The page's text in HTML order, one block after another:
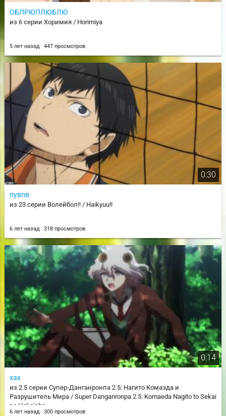
ОБЛРЮПЛЮБЛЮ
из 6 серии Хоримия / Horimiya
5 лет назад 447 просмотров
0:30
пувпв
из 23 серии Волейбол!! / Haikyuu!!
6 лет назад 318 просмотров
0:14
хах
из 2.5 серии Супер-Данганронпа 2.5: Нагито Комаэда и
Разрушитель Мира / Super Danganronpa 2.5: Komaeda Nagito to Sekai
no Hakaisha
6 лет назад 300 просмотров